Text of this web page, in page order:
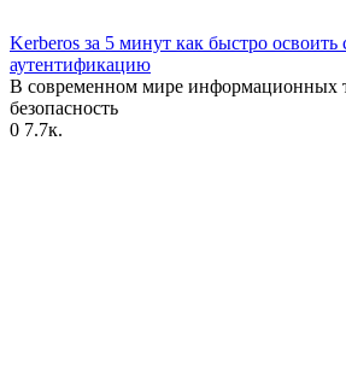
Kerberos за 5 минут как быстро освоить
аутентификацию
В современном мире информационных
безопасность
0 7.7к.